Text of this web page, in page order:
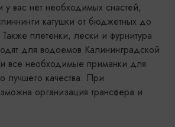
у вас нет необходимых снастей,
катушки от бюджетных до
плетенки, лески и фурнитура
для водоемов Калининградской
все необходимые приманки для
лучшего качества. При
организация трансфера и